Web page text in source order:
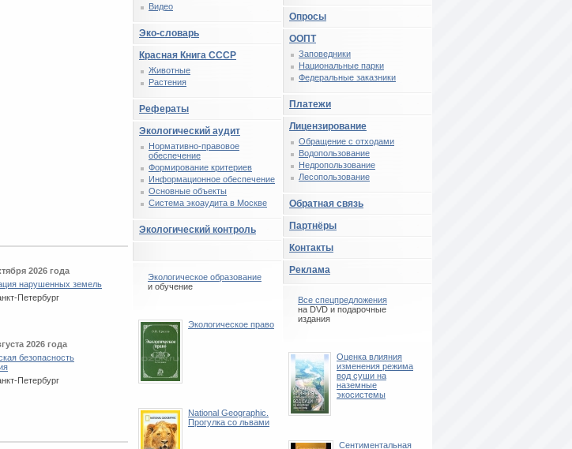
2026 года
нарушенных земель
Петербург
2026 года
безопасность
Петербург
Опросы
ООПТ
Заповедники
Национальные парки
Федеральные заказники
Платежи
Лицензирование
Обращение с отходами
Водопользование
Недропользование
Лесопользование
Обратная связь
Партнёры
Контакты
Реклама
Все спецпредложения
на DVD и подарочные
издания
Оценка влияния
изменения режима
вод суши на
наземные
экосистемы
Сентиментальная
Видео
Эко-словарь
Красная Книга СССР
Животные
Растения
Рефераты
Экологический аудит
Нормативно-правовое
обеспечение
Формирование критериев
Информационное обеспечение
Основные объекты
Система экоаудита в Москве
Экологический контроль
Экологическое образование
и обучение
Экологическое право
National Geographic.
Прогулка со львами